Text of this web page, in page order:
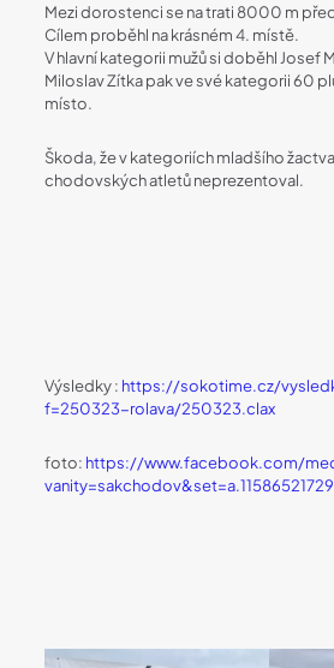
Mezi dorostenci se na trati 8000 m
Cílem proběhl na krásném 4. místě.
V hlavní kategorii mužů si doběhl Josef
Miloslav Zítka pak ve své kategorii 60
místo.
Škoda, že v kategoriích mladšího
chodovských atletů neprezentoval.
Výsledky : https://sokotime.cz/
f=250323-rolava/250323.clax
foto: https://www.facebook.com/